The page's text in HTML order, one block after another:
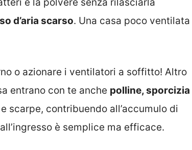
d’aria scarso. Una casa poco ventilata
o azionare i ventilatori a soffitto! Altro
entrano con te anche polline, sporcizia
scarpe, contribuendo all’accumulo di
è semplice ma efficace.